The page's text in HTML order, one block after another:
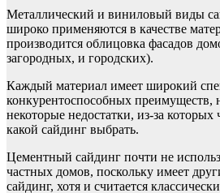
Металлический и виниловый виды
широко применяются в качестве
производится облицовка фасадов
загородных, и городских).
Каждый материал имеет широкий
конкурентоспособных преимуществ,
некоторые недостатки, из-за которых
какой сайдинг выбрать.
Цементный сайдинг почти не
частных домов, поскольку имеет
сайдинг, хотя и считается